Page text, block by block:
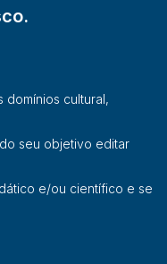
cultural,
seu objetivo editar
e/ou científico e se